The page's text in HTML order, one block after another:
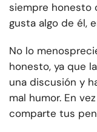
siempre honesto
gusta algo de él,
No lo
honesto, ya que
una discusión y
mal humor. En
comparte tus